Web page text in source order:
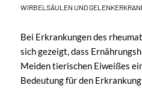
WIRBELSÄULEN UND
Bei Erkrankungen des
sich gezeigt, dass
Meiden tierischen Eiweißes
Bedeutung für den